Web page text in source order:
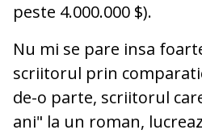
peste 4.000.000 $).
Nu mi se pare insa
scriitorul prin
de-o parte, scriitorul
ani" la un roman,